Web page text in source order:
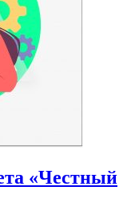
«Честный